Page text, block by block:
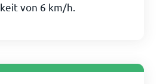
von 6 km/h